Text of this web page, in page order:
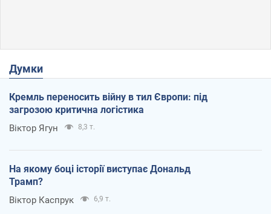
Думки
Кремль переносить війну в тил Європи: під
загрозою критична логістика
Віктор Ягун 8,3 т.
На якому боці історії виступає Дональд
Трамп?
Віктор Каспрук 6,9 т.